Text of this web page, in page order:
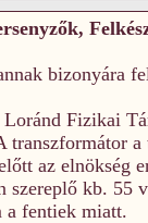
bizonyára
Fizikai
transzformátor a
az elnökség
szereplő kb. 55
a fentiek miatt.